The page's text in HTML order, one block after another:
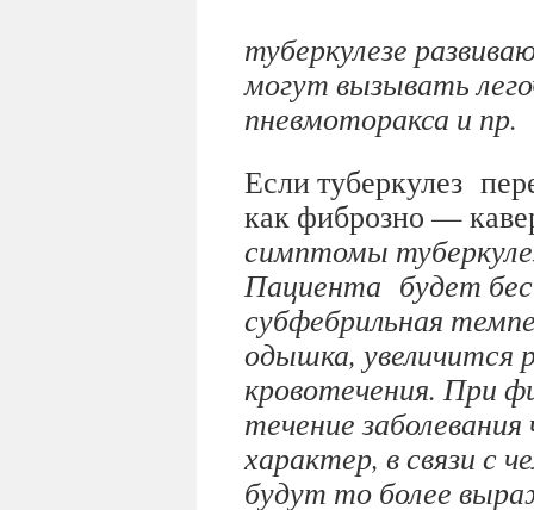
туберкулезе
могут вызывать
пневмоторакса и пр.
Если туберкулез
как фиброзно —
симптомы
Пациента будет
субфебрильная
одышка, увеличится
кровотечения. При
течение
характер, в связи с
будут то более